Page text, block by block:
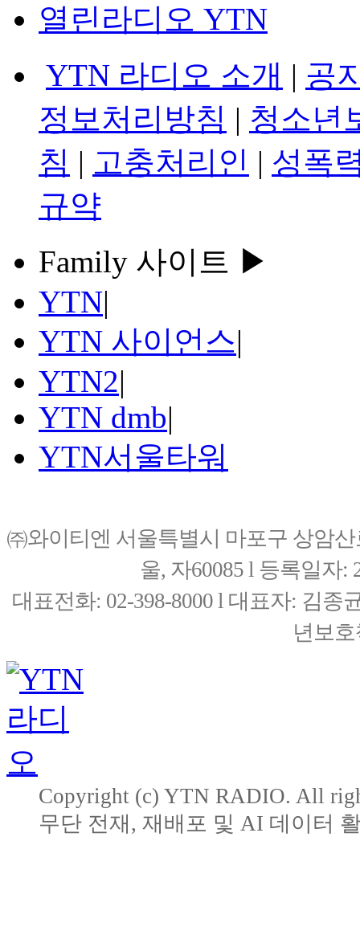
열린라디오 YTN
YTN 라디오 소개 | 공
정보처리방침 | 청소년
침 | 고충처리인 | 성폭
규약
Family 사이트 ▶
YTN|
YTN 사이언스|
YTN2|
YTN dmb|
YTN서울타워
㈜와이티엔 서울특별시 마포구 상암
울, 자60085 l 등록일자:
대표전화: 02-398-8000 l 대표자: 김종
년보
Copyright (c) YTN RADIO. All
무단 전재, 재배포 및 AI 데이터